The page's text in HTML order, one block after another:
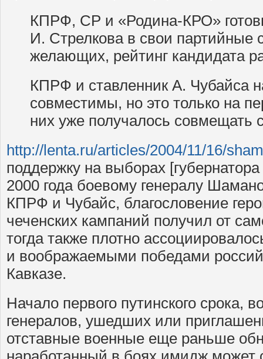
КПРФ, СР и «Родина-КРО»
И. Стрелкова в свои партийные
желающих, рейтинг кандидата
КПРФ и ставленник А. Чубайса
совместимы, но это только на
них уже получалось совмещать
http://lenta.ru/articles/2004/11/16/
поддержку на выборах
2000 года боевому генералу
КПРФ и Чубайс, благословение
чеченских кампаний получил от
тогда также плотно
и воображаемыми победами
Кавказе.
Начало первого путинского срока,
генералов, ушедших или
отставные военные еще раньше